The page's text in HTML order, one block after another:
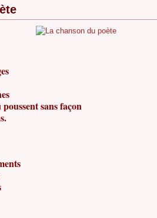
sans façon